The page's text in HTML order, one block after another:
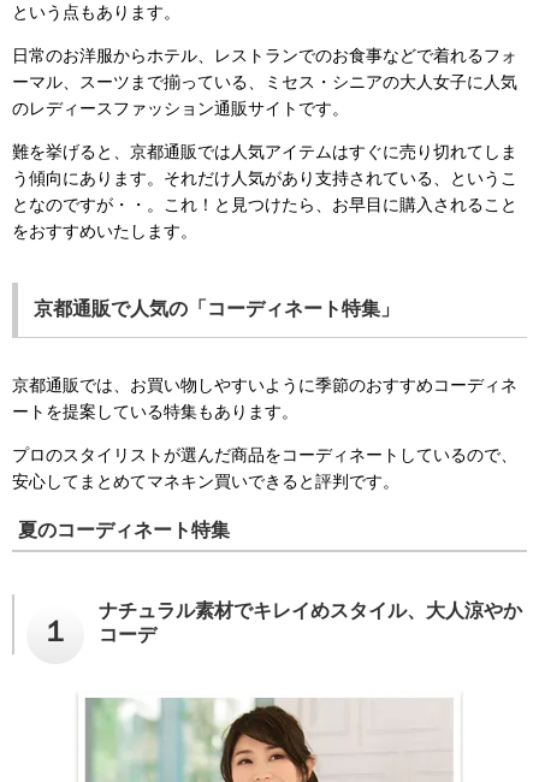
という点もあります。
日常のお洋服からホテル、レストランでのお食事などで着れるフォ
ーマル、スーツまで揃っている、ミセス・シニアの大人女子に人気
のレディースファッション通販サイトです。
難を挙げると、京都通販では人気アイテムはすぐに売り切れてしま
う傾向にあります。それだけ人気があり支持されている、というこ
となのですが・・。これ！と見つけたら、お早目に購入されること
をおすすめいたします。
京都通販で人気の「コーディネート特集」
京都通販では、お買い物しやすいように季節のおすすめコーディネ
ートを提案している特集もあります。
プロのスタイリストが選んだ商品をコーディネートしているので、
安心してまとめてマネキン買いできると評判です。
夏のコーディネート特集
１
ナチュラル素材でキレイめスタイル、大人涼やか
コーデ